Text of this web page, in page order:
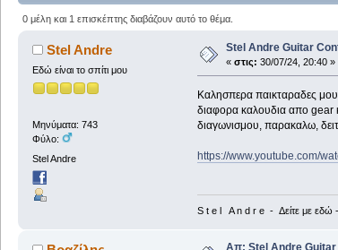
0 μέλη και 1 επισκέπτης διαβάζουν αυτό το θέμα.
Stel Andre
Εδώ είναι το σπίτι μου
Μηνύματα: 743
Φύλο:
Stel Andre
Stel Andre Guitar
« στις: 30/07/24, 20:40 »
Καλησπερα παικταραδες
διαφορα καλουδια απο gear
διαγωνισμου, παρακαλω,
https://www.youtube.com/
S t e l A n d r e - Δείτε με εδώ